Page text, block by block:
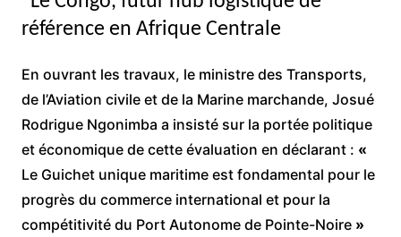
référence en Afrique Centrale
​En ouvrant les travaux, le ministre des Transports,
de l’Aviation civile et de la Marine marchande, Josué
Rodrigue Ngonimba a insisté sur la portée politique
et économique de cette évaluation en déclarant : «
Le Guichet unique maritime est fondamental pour le
progrès du commerce international et pour la
compétitivité du Port Autonome de Pointe-Noire »